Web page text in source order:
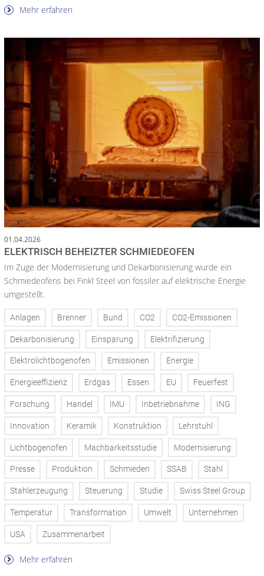
Mehr erfahren
01.04.2026
ELEKTRISCH BEHEIZTER SCHMIEDEOFEN
Im Zuge der Modernisierung und Dekarbonisierung wurde ein
Schmiedeofens bei Finkl Steel von fossiler auf elektrische Energie
umgestellt.
Anlagen Brenner Bund CO2 CO2-Emissionen
Dekarbonisierung Einsparung Elektrifizierung
Elektrolichtbogenofen Emissionen Energie
Energieeffizienz Erdgas Essen EU Feuerfest
Forschung Handel IMU Inbetriebnahme ING
Innovation Keramik Konstruktion Lehrstuhl
Lichtbogenofen Machbarkeitsstudie Modernisierung
Presse Produktion Schmieden SSAB Stahl
Stahlerzeugung Steuerung Studie Swiss Steel Group
Temperatur Transformation Umwelt Unternehmen
USA Zusammenarbeit
Mehr erfahren